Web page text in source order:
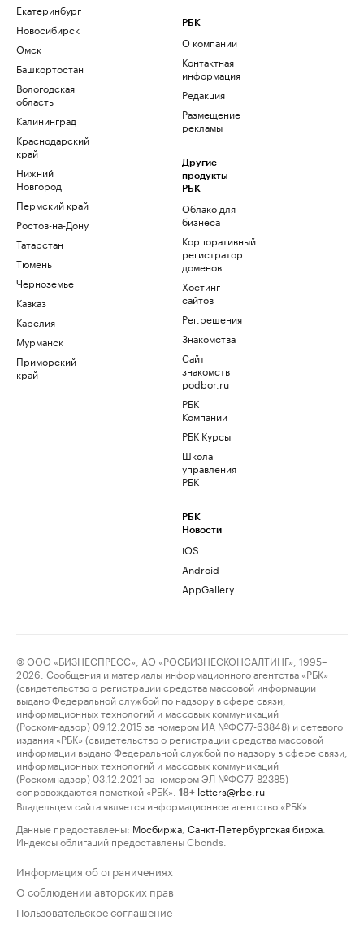
Екатеринбург
Новосибирск
Омск
Башкортостан
Вологодская
область
Калининград
Краснодарский
край
Нижний
Новгород
Пермский край
Ростов-на-Дону
Татарстан
Тюмень
Черноземье
Кавказ
Карелия
Мурманск
Приморский
край
РБК
О компании
Контактная
информация
Редакция
Размещение
рекламы
Другие
продукты
РБК
Облако для
бизнеса
Корпоративный
регистратор
доменов
Хостинг
сайтов
Рег.решения
Знакомства
Сайт
знакомств
podbor.ru
РБК
Компании
РБК Курсы
Школа
управления
РБК
РБК
Новости
iOS
Android
AppGallery
© ООО «БИЗНЕСПРЕСС», АО «РОСБИЗНЕСКОНСАЛТИНГ», 1995–
2026. Сообщения и материалы информационного агентства «РБК»
(свидетельство о регистрации средства массовой информации
выдано Федеральной службой по надзору в сфере связи,
информационных технологий и массовых коммуникаций
(Роскомнадзор) 09.12.2015 за номером ИА №ФС77-63848) и сетевого
издания «РБК» (свидетельство о регистрации средства массовой
информации выдано Федеральной службой по надзору в сфере связи,
информационных технологий и массовых коммуникаций
(Роскомнадзор) 03.12.2021 за номером ЭЛ №ФС77-82385)
сопровождаются пометкой «РБК».
18+ letters@rbc.ru
Владельцем сайта является информационное агентство «РБК».
Данные предоставлены: Мосбиржа Санкт-Петербургская биржа
Индексы облигаций предоставлены Cbonds.
Информация об ограничениях
О соблюдении авторских прав
Пользовательское соглашение